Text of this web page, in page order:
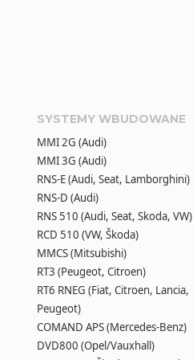
SYSTEMY WBUDOWANE
MMI 2G (Audi)
MMI 3G (Audi)
RNS-E (Audi, Seat, Lamborghini)
RNS-D (Audi)
RNS 510 (Audi, Seat, Skoda, VW)
RCD 510 (VW, Škoda)
MMCS (Mitsubishi)
RT3 (Peugeot, Citroen)
RT6 RNEG (Fiat, Citroen, Lancia,
Peugeot)
COMAND APS (Mercedes-Benz)
DVD800 (Opel/Vauxhall)